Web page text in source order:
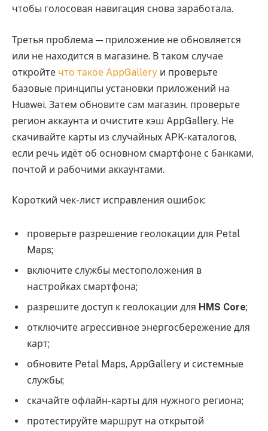
чтобы голосовая навигация снова заработала.
Третья проблема — приложение не обновляется
или не находится в магазине. В таком случае
откройте что такое AppGallery и проверьте
базовые принципы установки приложений на
Huawei. Затем обновите сам магазин, проверьте
регион аккаунта и очистите кэш AppGallery. Не
скачивайте карты из случайных APK-каталогов,
если речь идёт об основном смартфоне с банками,
почтой и рабочими аккаунтами.
Короткий чек-лист исправления ошибок:
проверьте разрешение геолокации для Petal
Maps;
включите службы местоположения в
настройках смартфона;
разрешите доступ к геолокации для HMS Core;
отключите агрессивное энергосбережение для
карт;
обновите Petal Maps, AppGallery и системные
службы;
скачайте офлайн-карты для нужного региона;
протестируйте маршрут на открытой